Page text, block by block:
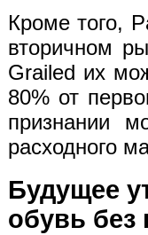
Кроме того,
вторичном
Grailed их
80% от
признании
расходного
Будущее
обувь